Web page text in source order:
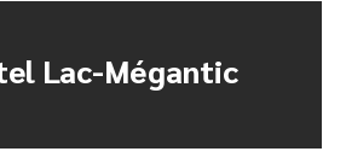
Lac-Mégantic